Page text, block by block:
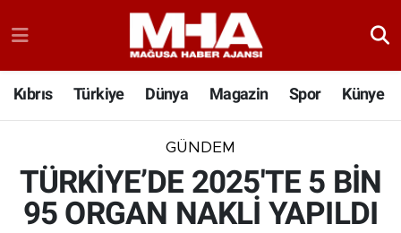
Kıbrıs Türkiye Dünya Magazin Spor Künye
GÜNDEM
TÜRKİYE’DE 2025'TE 5 BİN
95 ORGAN NAKLİ YAPILDI